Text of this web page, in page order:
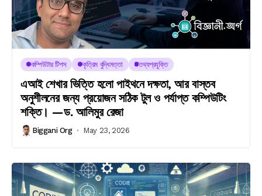
কম্পিউটার টিপস কৃত্রিম বুদ্ধিমত্তা তথ্যপ্রযুক্তি
এআই শেখার ভিত্তি হলো পাইথনে দক্ষতা, আর বাস্তব
অনুশীলনের জন্য প্রয়োজন সঠিক টুল ও পর্যাপ্ত কম্পিউটিং
শক্তি। —ড. আলিমুর রেজা
Biggani Org May 23, 2026